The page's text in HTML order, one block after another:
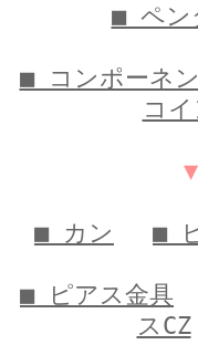
■ ペン
■ コンポーネ
コ
■ カン ■
■ ピアス金具
スCZ